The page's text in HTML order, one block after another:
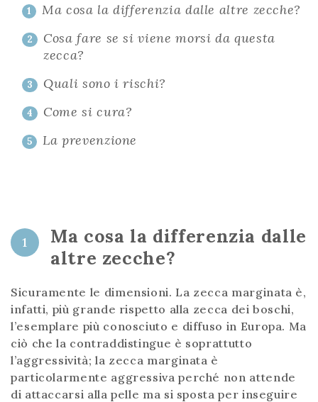
1 Ma cosa la differenzia dalle altre zecche?
2
Cosa fare se si viene morsi da questa
zecca?
3 Quali sono i rischi?
4 Come si cura?
5 La prevenzione
1
Ma cosa la differenzia dalle
altre zecche?
Sicuramente le dimensioni. La zecca marginata è,
infatti, più grande rispetto alla zecca dei boschi,
l’esemplare più conosciuto e diffuso in Europa. Ma
ciò che la contraddistingue è soprattutto
l’aggressività; la zecca marginata è
particolarmente aggressiva perché non attende
di attaccarsi alla pelle ma si sposta per inseguire